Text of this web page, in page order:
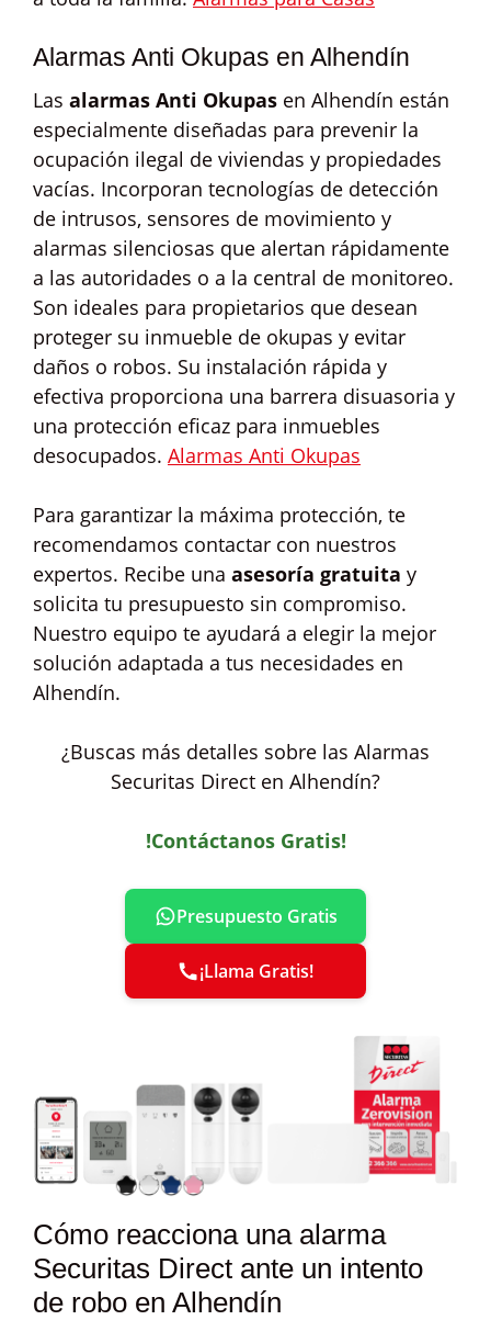
Alarmas Anti Okupas en Alhendín
Las alarmas Anti Okupas en Alhendín están
especialmente diseñadas para prevenir la
ocupación ilegal de viviendas y propiedades
vacías. Incorporan tecnologías de detección
de intrusos, sensores de movimiento y
alarmas silenciosas que alertan rápidamente
a las autoridades o a la central de monitoreo.
Son ideales para propietarios que desean
proteger su inmueble de okupas y evitar
daños o robos. Su instalación rápida y
efectiva proporciona una barrera disuasoria y
una protección eficaz para inmuebles
desocupados. Alarmas Anti Okupas
Para garantizar la máxima protección, te
recomendamos contactar con nuestros
expertos. Recibe una asesoría gratuita y
solicita tu presupuesto sin compromiso.
Nuestro equipo te ayudará a elegir la mejor
solución adaptada a tus necesidades en
Alhendín.
¿Buscas más detalles sobre las Alarmas
Securitas Direct en Alhendín?
!Contáctanos Gratis!
Presupuesto Gratis
¡Llama Gratis!
Cómo reacciona una alarma
Securitas Direct ante un intento
de robo en Alhendín